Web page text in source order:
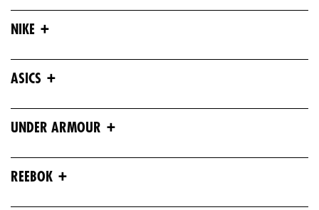
NIKE +
ASICS +
UNDER ARMOUR +
REEBOK +